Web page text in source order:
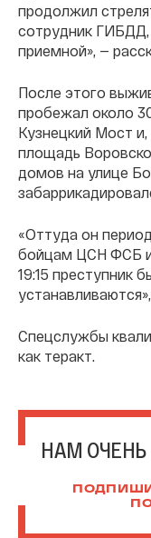
продолжил
сотрудник
приемной», —
После этого
пробежал около
Кузнецкий Мост и,
площадь
домов на улице
«Оттуда он
бойцам ЦСН ФСБ и
19:15 преступник
Спецслужбы
как теракт.
НАМ